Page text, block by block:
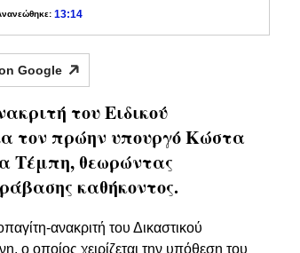
13:14
Google
του Ειδικού
τον πρώην υπουργό Κώστα
Τέμπη, θεωρώντας
καθήκοντος.
ανακριτή του Δικαστικού
ο οποίος χειρίζεται την υπόθεση του